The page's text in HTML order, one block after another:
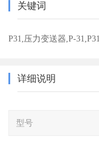
关键词
P31,压力变送器,P-
详细说明
型号